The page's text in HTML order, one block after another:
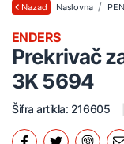
Nazad Naslovna
Prekrivač
3K 5694
ENDERS
Šifra artikla: 216605